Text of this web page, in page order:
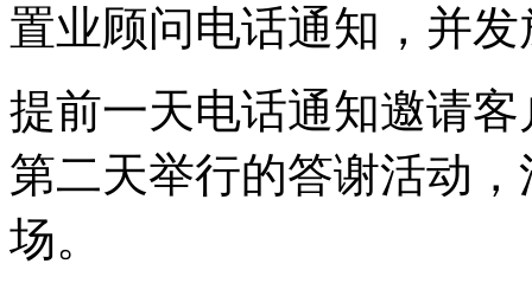
置业顾问电话通知，并
提前一天电话通知邀请
第二天举行的答谢活动
场。